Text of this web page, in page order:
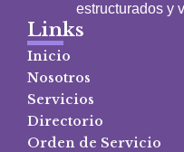
estructurados y
Links
Inicio
Nosotros
Servicios
Directorio
Orden de Servicio